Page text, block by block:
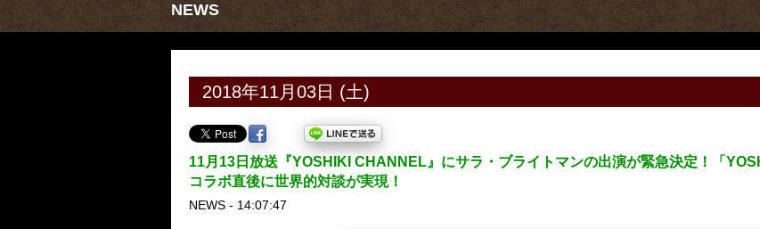
NEWS
2018年11月03日 (土)
11月13日放送『YOSHIKI CHANNEL』にサラ・ブライトマンの出演が緊急決定！「
コラボ直後に世界的対談が実現！
NEWS - 14:07:47